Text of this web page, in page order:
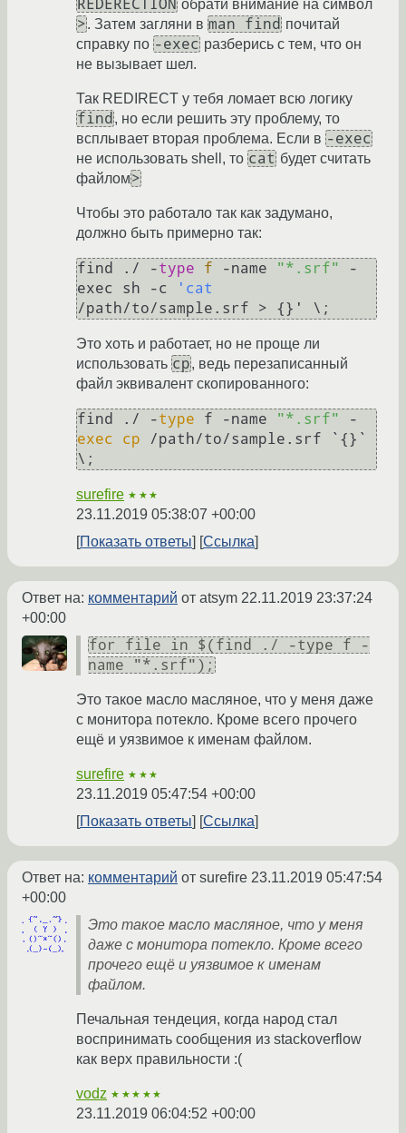
REDERECTION обрати внимание на символ
>. Затем загляни в man find почитай
справку по -exec разберись с тем, что он
не вызывает шел.
Так REDIRECT у тебя ломает всю логику
find , но если решить эту проблему, то
всплывает вторая проблема. Если в -exec
не использовать shell, то cat будет считать
файлом>
Чтобы это работало так как задумано,
должно быть примерно так:
find ./ -type f -name "*.srf"
-
exec sh -c
'cat
Это хоть и работает, но не проще ли
использовать cp, ведь перезаписанный
файл эквивалент скопированного:
find ./ -type f -name "*.srf"
-
exec
cp /path/to/sample.srf `{}`
surefire ★★★
23.11.2019 05:38:07 +00:00
Показать ответы
Ссылка
Ответ на: комментарий от atsym 22.11.2019 23:37:24
+00:00
for file in $(find ./ -type f -
name "*.srf");
Это такое масло масляное, что у меня даже
с монитора потекло. Кроме всего прочего
ещё и уязвимое к именам файлом.
surefire ★★★
23.11.2019 05:47:54 +00:00
Показать ответы
Ссылка
Ответ на: комментарий от surefire 23.11.2019 05:47:54
+00:00
Это такое масло масляное, что у меня
даже с монитора потекло. Кроме всего
прочего ещё и уязвимое к именам
файлом.
Печальная тендеция, когда народ стал
воспринимать сообщения из stackoverflow
как верх правильности :(
vodz ★★★★★
23.11.2019 06:04:52 +00:00